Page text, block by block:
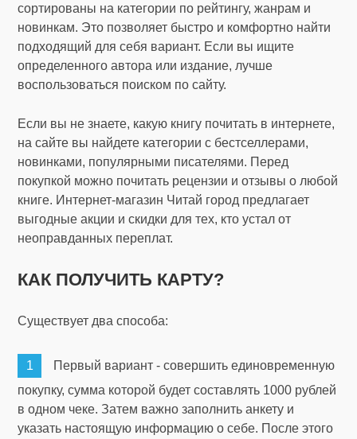
сортированы на категории по рейтингу, жанрам и
новинкам. Это позволяет быстро и комфортно найти
подходящий для себя вариант. Если вы ищите
определенного автора или издание, лучше
воспользоваться поиском по сайту.
Если вы не знаете, какую книгу почитать в интернете,
на сайте вы найдете категории с бестселлерами,
новинками, популярными писателями. Перед
покупкой можно почитать рецензии и отзывы о любой
книге. Интернет-магазин Читай город предлагает
выгодные акции и скидки для тех, кто устал от
неоправданных переплат.
КАК ПОЛУЧИТЬ КАРТУ?
Существует два способа:
Первый вариант - совершить единовременную
покупку, сумма которой будет составлять 1000 рублей
в одном чеке. Затем важно заполнить анкету и
указать настоящую информацию о себе. После этого